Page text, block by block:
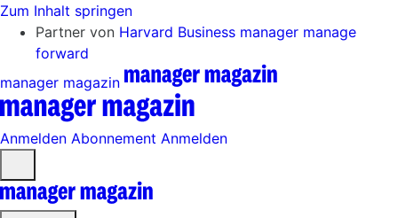
Zum Inhalt springen
Partner von Harvard Business manager manage
forward
manager magazin
Anmelden Abonnement Anmelden
öffnen